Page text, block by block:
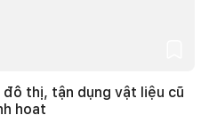
thị, tận dụng vật liệu cũ
hoạt